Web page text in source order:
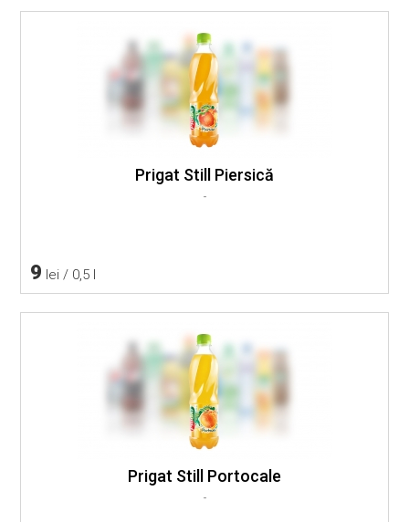
Prigat Still Piersică
-
9 lei / 0,5 l
Prigat Still Portocale
-